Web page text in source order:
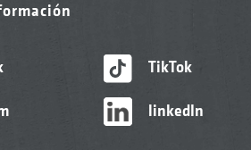
TikTok
linkedIn